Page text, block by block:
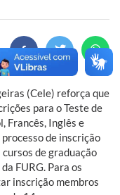
(Cele) reforça que
para o Teste de
Francês, Inglês e
de inscrição
de graduação
FURG. Para os
inscrição membros